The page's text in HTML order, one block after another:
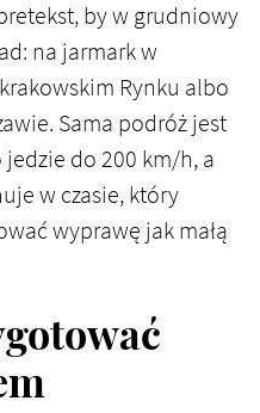
by w grudniowy
na jarmark w
Rynku albo
Sama podróż jest
do 200 km/h, a
w czasie, który
wyprawę jak małą